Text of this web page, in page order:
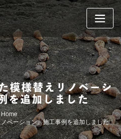
模様替えリノベーシ
を追加しました
Home
ベーション』施工事例を追加しました